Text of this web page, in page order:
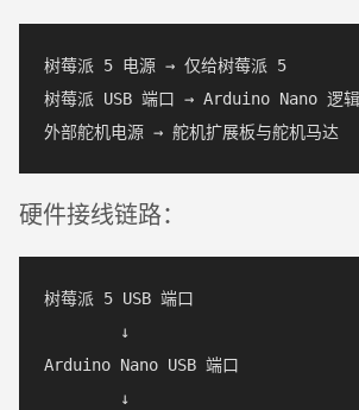
树莓派 5 电源 → 仅给树莓派 5
树莓派 USB 端口 → Arduino Nano 逻辑
硬件接线链路：
树莓派 5 USB 端口
        ↓
Arduino Nano USB 端口
        ↓